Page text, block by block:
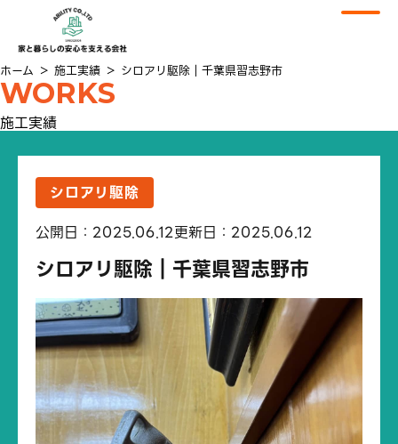
ホーム ＞ 施工実績 ＞ シロアリ駆除｜千葉県習志野市
WORKS
施工実績
シロアリ駆除
公開日：2025.06.12更新日：2025.06.12
シロアリ駆除｜千葉県習志野市